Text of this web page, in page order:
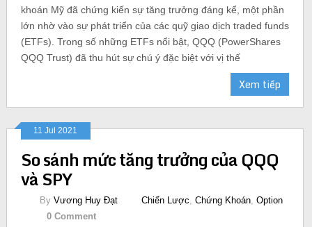
khoán Mỹ đã chứng kiến sự tăng trưởng đáng kể, một phần
lớn nhờ vào sự phát triển của các quỹ giao dịch traded funds
(ETFs). Trong số những ETFs nổi bật, QQQ (PowerShares
QQQ Trust) đã thu hút sự chú ý đặc biệt với vị thế
Xem tiếp
11 Jul 2021
So sánh mức tăng trưởng của QQQ
và SPY
By Vương Huy Đạt Chiến Lược Chứng Khoán, Option
0 Comment